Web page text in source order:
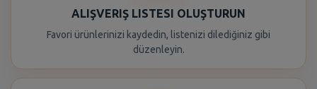
ALIŞVERIŞ LISTESI OLUŞTURUN
Favori ürünlerinizi kaydedin, listenizi dilediğiniz gibi
düzenleyin.